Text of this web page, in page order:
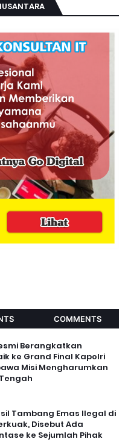
COMMENTS
Berangkatkan
ke Grand Final Kapolri
Misi Mengharumkan
Tambang Emas Ilegal di
Disebut Ada
ke Sejumlah Pihak